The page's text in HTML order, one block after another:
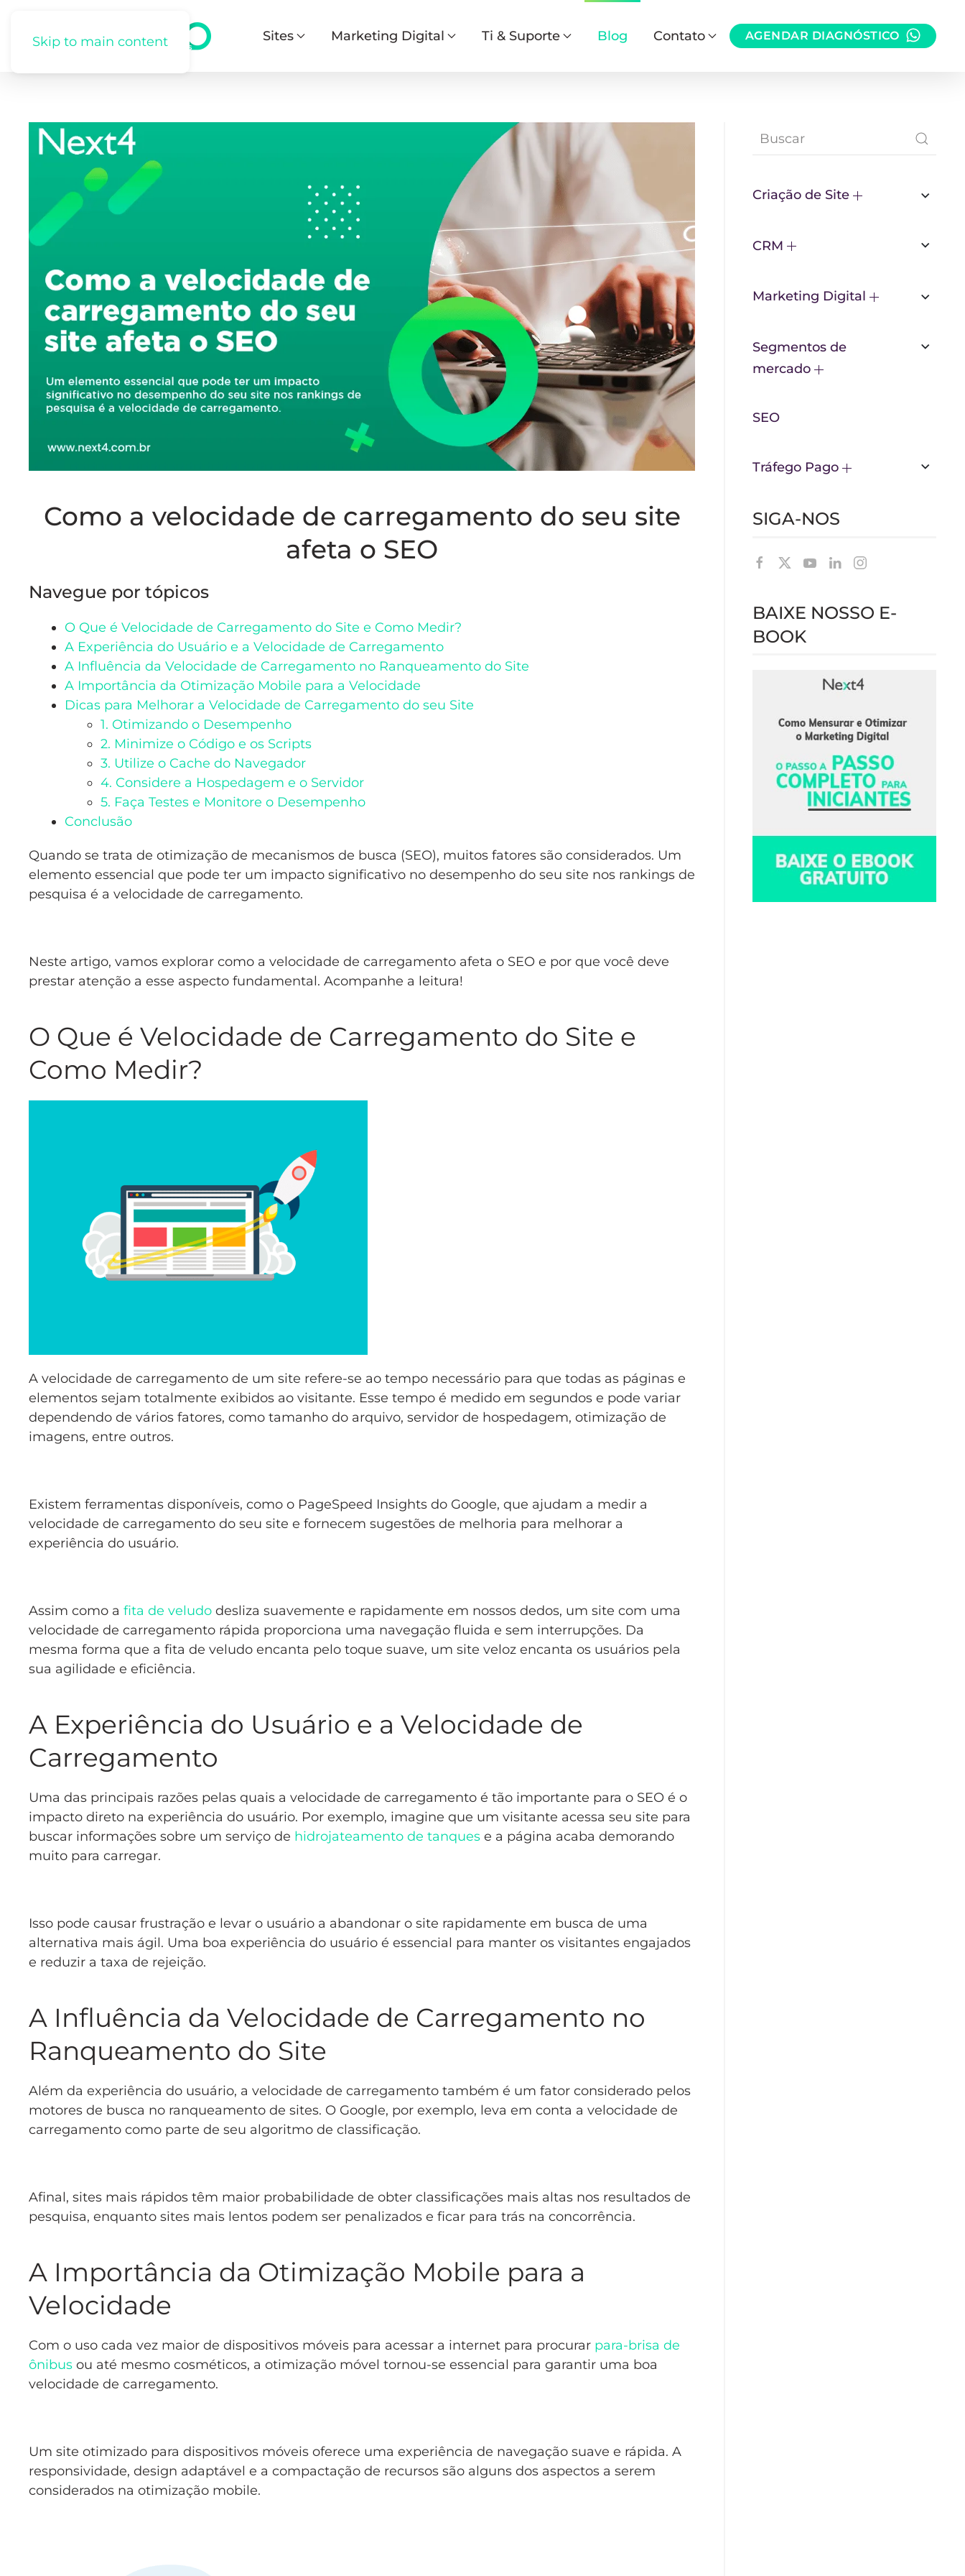
Skip to main content Sites Marketing Digital Ti & Suporte Blog Contato AGENDAR DIAGNÓSTICO
Como a velocidade de carregamento do seu site
afeta o SEO
Navegue por tópicos
O Que é Velocidade de Carregamento do Site e Como Medir?
A Experiência do Usuário e a Velocidade de Carregamento
A Influência da Velocidade de Carregamento no Ranqueamento do Site
A Importância da Otimização Mobile para a Velocidade
Dicas para Melhorar a Velocidade de Carregamento do seu Site
1. Otimizando o Desempenho
2. Minimize o Código e os Scripts
3. Utilize o Cache do Navegador
4. Considere a Hospedagem e o Servidor
5. Faça Testes e Monitore o Desempenho
Conclusão
Quando se trata de otimização de mecanismos de busca (SEO), muitos fatores são considerados. Um
elemento essencial que pode ter um impacto significativo no desempenho do seu site nos rankings de
pesquisa é a velocidade de carregamento.
Neste artigo, vamos explorar como a velocidade de carregamento afeta o SEO e por que você deve
prestar atenção a esse aspecto fundamental. Acompanhe a leitura!
O Que é Velocidade de Carregamento do Site e
Como Medir?
A velocidade de carregamento de um site refere-se ao tempo necessário para que todas as páginas e
elementos sejam totalmente exibidos ao visitante. Esse tempo é medido em segundos e pode variar
dependendo de vários fatores, como tamanho do arquivo, servidor de hospedagem, otimização de
imagens, entre outros.
Existem ferramentas disponíveis, como o PageSpeed Insights do Google, que ajudam a medir a
velocidade de carregamento do seu site e fornecem sugestões de melhoria para melhorar a
experiência do usuário.
Assim como a fita de veludo desliza suavemente e rapidamente em nossos dedos, um site com uma
velocidade de carregamento rápida proporciona uma navegação fluida e sem interrupções. Da
mesma forma que a fita de veludo encanta pelo toque suave, um site veloz encanta os usuários pela
sua agilidade e eficiência.
A Experiência do Usuário e a Velocidade de
Carregamento
Uma das principais razões pelas quais a velocidade de carregamento é tão importante para o SEO é o
impacto direto na experiência do usuário. Por exemplo, imagine que um visitante acessa seu site para
buscar informações sobre um serviço de hidrojateamento de tanques e a página acaba demorando
muito para carregar.
Isso pode causar frustração e levar o usuário a abandonar o site rapidamente em busca de uma
alternativa mais ágil. Uma boa experiência do usuário é essencial para manter os visitantes engajados
e reduzir a taxa de rejeição.
A Influência da Velocidade de Carregamento no
Ranqueamento do Site
Além da experiência do usuário, a velocidade de carregamento também é um fator considerado pelos
motores de busca no ranqueamento de sites. O Google, por exemplo, leva em conta a velocidade de
carregamento como parte de seu algoritmo de classificação.
Afinal, sites mais rápidos têm maior probabilidade de obter classificações mais altas nos resultados de
pesquisa, enquanto sites mais lentos podem ser penalizados e ficar para trás na concorrência.
A Importância da Otimização Mobile para a
Velocidade
Com o uso cada vez maior de dispositivos móveis para acessar a internet para procurar para-brisa de
ônibus ou até mesmo cosméticos, a otimização móvel tornou-se essencial para garantir uma boa
velocidade de carregamento.
Um site otimizado para dispositivos móveis oferece uma experiência de navegação suave e rápida. A
responsividade, design adaptável e a compactação de recursos são alguns dos aspectos a serem
considerados na otimização mobile.
Criação de Site
CRM
Marketing Digital
Segmentos de
mercado
SEO
Tráfego Pago
SIGA-NOS
BAIXE NOSSO E-
BOOK